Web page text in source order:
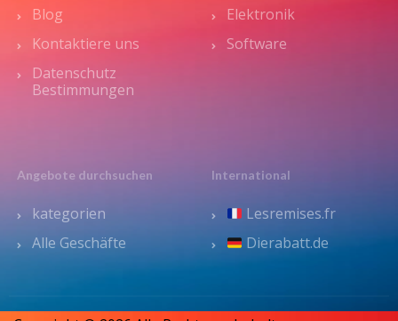
Blog
Kontaktiere uns
Datenschutz
Bestimmungen
Elektronik
Software
Angebote durchsuchen
kategorien
Alle Geschäfte
International
Lesremises.fr
Dierabatt.de